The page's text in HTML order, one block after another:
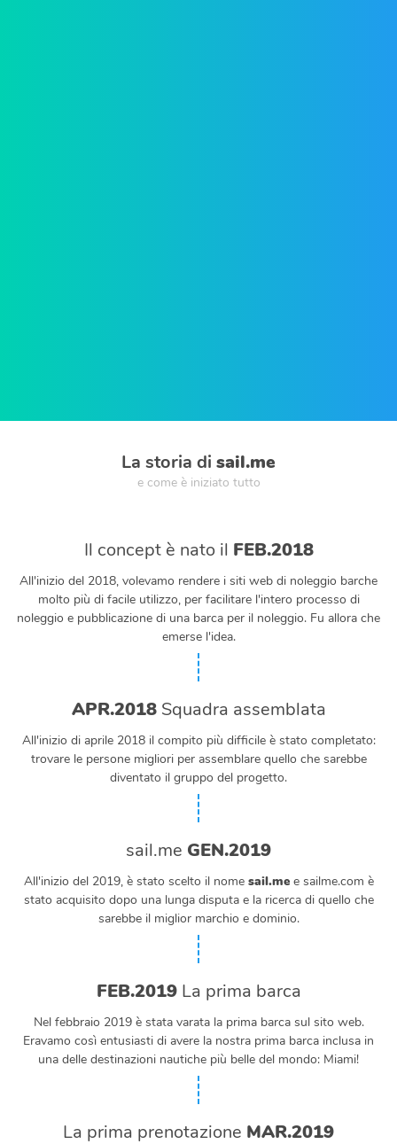
La storia di sail.me
e come è iniziato tutto
Il concept è nato il FEB.2018
All'inizio del 2018, volevamo rendere i siti web di noleggio barche
molto più di facile utilizzo, per facilitare l'intero processo di
noleggio e pubblicazione di una barca per il noleggio. Fu allora che
emerse l'idea.
APR.2018Squadra assemblata
All'inizio di aprile 2018 il compito più difficile è stato completato:
trovare le persone migliori per assemblare quello che sarebbe
diventato il gruppo del progetto.
sail.me GEN.2019
All'inizio del 2019, è stato scelto il nome sail.mee sailme.com è
stato acquisito dopo una lunga disputa e la ricerca di quello che
sarebbe il miglior marchio e dominio.
FEB.2019La prima barca
Nel febbraio 2019 è stata varata la prima barca sul sito web.
Eravamo così entusiasti di avere la nostra prima barca inclusa in
una delle destinazioni nautiche più belle del mondo: Miami!
La prima prenotazione MAR.2019